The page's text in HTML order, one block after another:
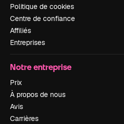
Politique de cookies
Centre de confiance
Affiliés
Entreprises
Notre entreprise
Prix
À propos de nous
Avis
Carrières